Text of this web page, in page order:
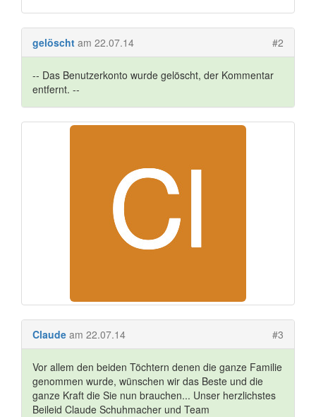
gelöscht am 22.07.14 #2
-- Das Benutzerkonto wurde gelöscht, der Kommentar
entfernt. --
Claude am 22.07.14 #3
Vor allem den beiden Töchtern denen die ganze Familie
genommen wurde, wünschen wir das Beste und die
ganze Kraft die Sie nun brauchen... Unser herzlichstes
Beileid Claude Schuhmacher und Team